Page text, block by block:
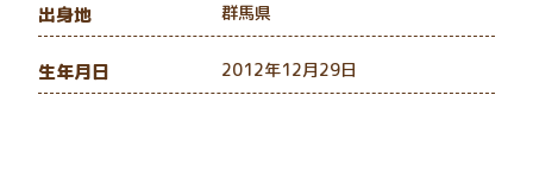
出身地 群馬県
生年月日 2012年12月29日